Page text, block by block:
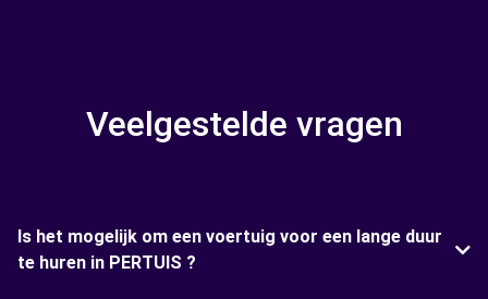
Veelgestelde vragen
Is het mogelijk om een voertuig voor een lange duur
te huren in PERTUIS ?